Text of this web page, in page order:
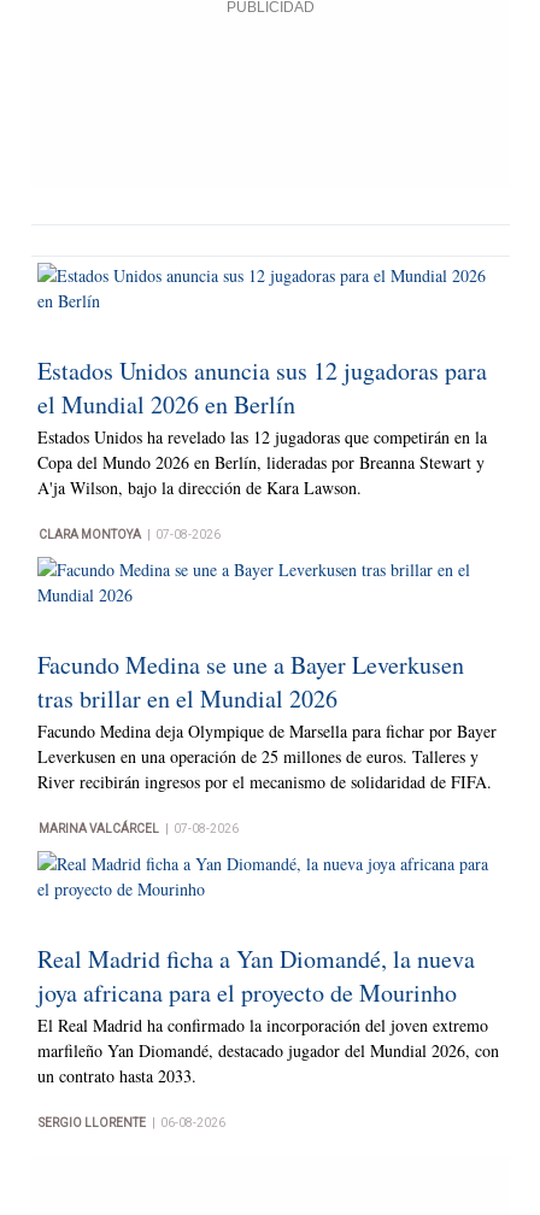
Estados Unidos anuncia sus 12 jugadoras para
el Mundial 2026 en Berlín
Estados Unidos ha revelado las 12 jugadoras que competirán en la
Copa del Mundo 2026 en Berlín, lideradas por Breanna Stewart y
A'ja Wilson, bajo la dirección de Kara Lawson.
CLARA MONTOYA | 07-08-2026
Facundo Medina se une a Bayer Leverkusen
tras brillar en el Mundial 2026
Facundo Medina deja Olympique de Marsella para fichar por Bayer
Leverkusen en una operación de 25 millones de euros. Talleres y
River recibirán ingresos por el mecanismo de solidaridad de FIFA.
MARINA VALCÁRCEL | 07-08-2026
Real Madrid ficha a Yan Diomandé, la nueva
joya africana para el proyecto de Mourinho
El Real Madrid ha confirmado la incorporación del joven extremo
marfileño Yan Diomandé, destacado jugador del Mundial 2026, con
un contrato hasta 2033.
SERGIO LLORENTE | 06-08-2026